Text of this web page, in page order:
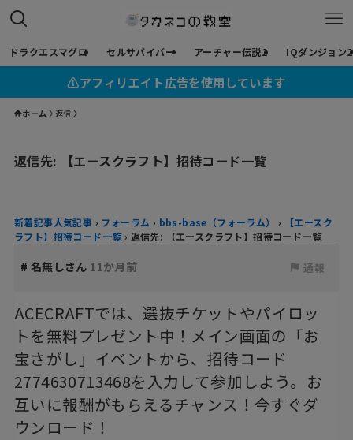
ドラクエスマグロ セルサバイバー アーチャー伝説2 IQダンジョン2
⚠︎アフィリエイト広告を使用しています
ホーム 返信
返信先: 【エースクラフト】招待コード一覧
新着記事人気記事 › フォーラム › bbs-base（フォーラム） ›
【エースク
ラフト】招待コード一覧 › 返信先: 【エースクラフト】招待コード一覧
# 名無しさん 11か月前 通報
ACECRAFTでは、選抜チケットやパイロッ
トを無料プレゼント中！メイン画面の「お
宝さがし」イベントから、招待コード
2774630713468を入力して参加しよう。お
互いに報酬がもらえるチャンス！今すぐダ
ウンロード！